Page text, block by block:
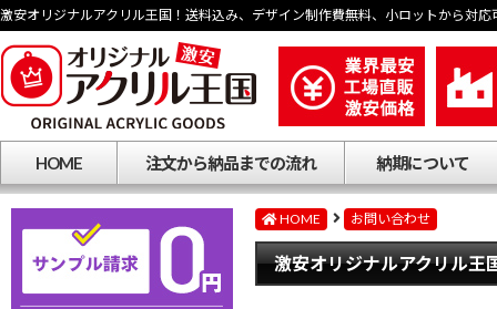
激安オリジナルアクリル王国！送料込み、デザイン制作費無料、小ロットから対応
HOME 注文から納品までの流れ 納期について
HOME お問い合わせ
激安オリジナルアクリル王